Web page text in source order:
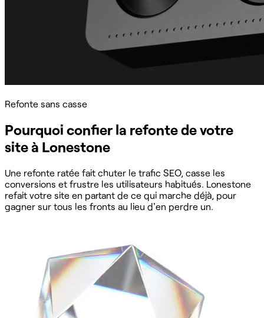
Refonte sans casse
Pourquoi confier la refonte de votre
site à Lonestone
Une refonte ratée fait chuter le trafic SEO, casse les
conversions et frustre les utilisateurs habitués. Lonestone
refait votre site en partant de ce qui marche déjà, pour
gagner sur tous les fronts au lieu d'en perdre un.